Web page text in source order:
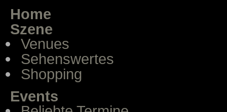
Home
Szene
Venues
Sehenswertes
Shopping
Events